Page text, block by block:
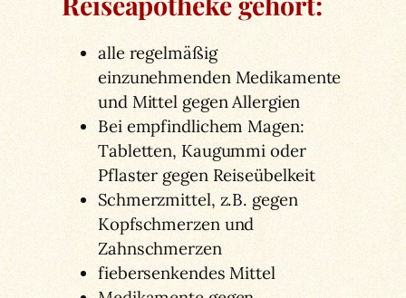
alle regelmäßig
einzunehmenden Medikamente
und Mittel gegen Allergien
Bei empfindlichem Magen:
Tabletten, Kaugummi oder
Pflaster gegen Reiseübelkeit
Schmerzmittel, z.B. gegen
Kopfschmerzen und
Zahnschmerzen
fiebersenkendes Mittel